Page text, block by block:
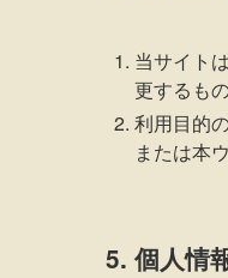
当サイト
更するも
利用目的
または本
5. 個人情